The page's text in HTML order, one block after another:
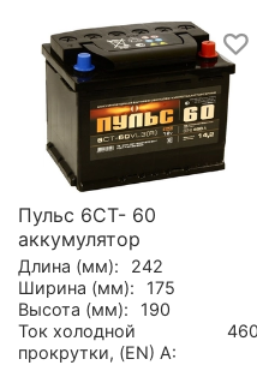
Пульс 6СТ- 60
аккумулятор
Длина (мм):
242
Ширина (мм):
175
Высота (мм):
190
Ток холодной
прокрутки, (EN) А:
460